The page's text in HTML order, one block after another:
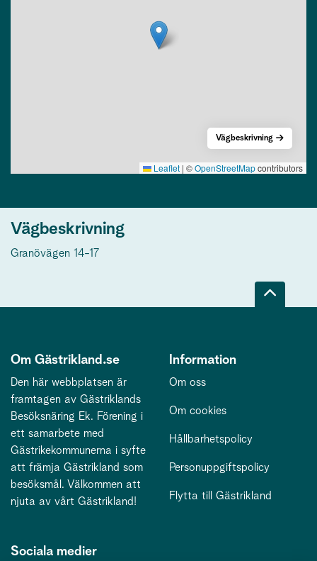
Leaflet | ©OpenStreetMapcontributors
Vägbeskrivning
Vägbeskrivning
Granövägen 14-17
Om Gästrikland.se
Den här webbplatsen är
framtagen av Gästriklands
Besöksnäring Ek. Förening i
ett samarbete med
Gästrikekommunerna i syfte
att främja Gästrikland som
besöksmål. Välkommen att
njuta av vårt Gästrikland!
Information
Om oss
Om cookies
Hållbarhetspolicy
Personuppgiftspolicy
Flytta till Gästrikland
Sociala medier